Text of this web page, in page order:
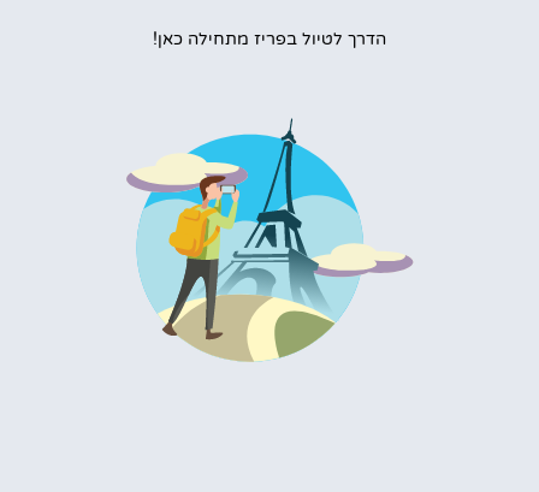
הדרך לטיול בפריז מתחילה כאן!